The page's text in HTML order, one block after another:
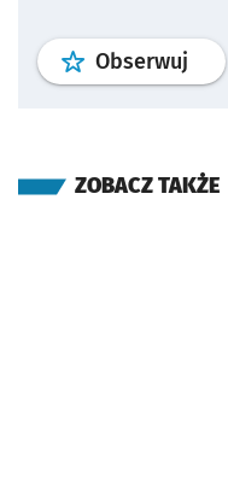
Obserwuj profil
ZOBACZ TAKŻE